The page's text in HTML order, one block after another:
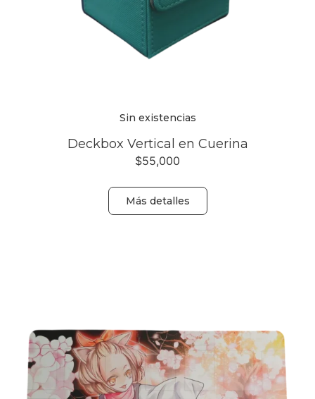
Sin existencias
Deckbox Vertical en Cuerina
$55,000
Más detalles